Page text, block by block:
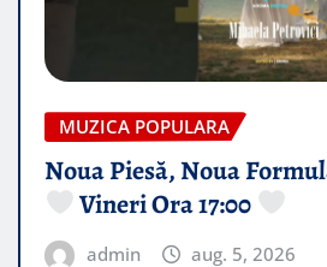
MUZICA POPULARA
Noua Piesă, Noua
Vineri Ora 17:00
admin aug. 5, 2026